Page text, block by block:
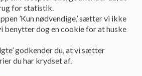
alderssvarende sprogligt. Han er
og kommer ofte i affekt, når han er
Personalet har afprøvet mange
synes at virke.
for statistik.
’Kun nødvendige,’ sætter vi ikke
benytter dog en cookie for at huske
godkender du, at vi sætter
du har krydset af.